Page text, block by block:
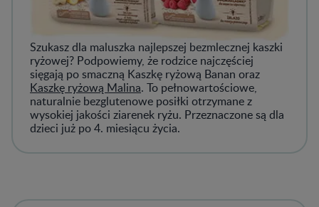
Szukasz dla maluszka najlepszej bezmlecznej kaszki
ryżowej? Podpowiemy, że rodzice najczęściej
sięgają po smaczną Kaszkę ryżową Banan oraz
Kaszkę ryżową Malina. To pełnowartościowe,
naturalnie bezglutenowe posiłki otrzymane z
wysokiej jakości ziarenek ryżu. Przeznaczone są dla
dzieci już po 4. miesiącu życia.